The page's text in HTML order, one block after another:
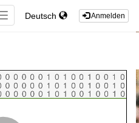
Anmelden
Deutsch
TOGGLE
NAVIGATION